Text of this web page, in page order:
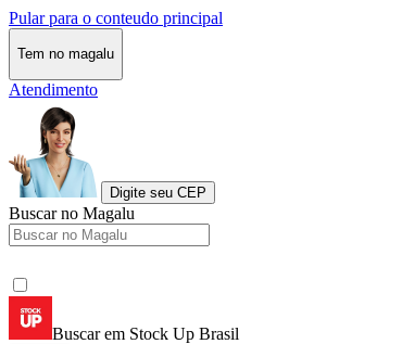
Pular para o conteudo principal
Tem no magalu
Atendimento
Digite seu CEP
Buscar no Magalu
Buscar em Stock Up Brasil